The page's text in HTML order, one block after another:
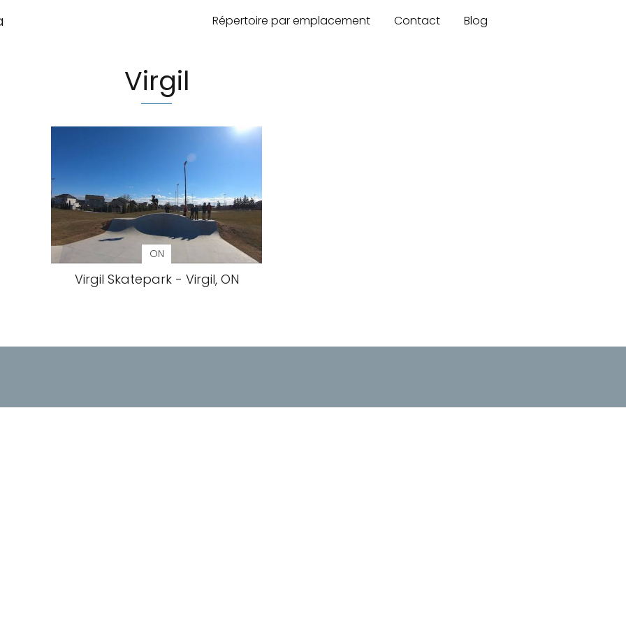
Répertoire par emplacement Contact Blog
Virgil
ON
Virgil Skatepark - Virgil, ON